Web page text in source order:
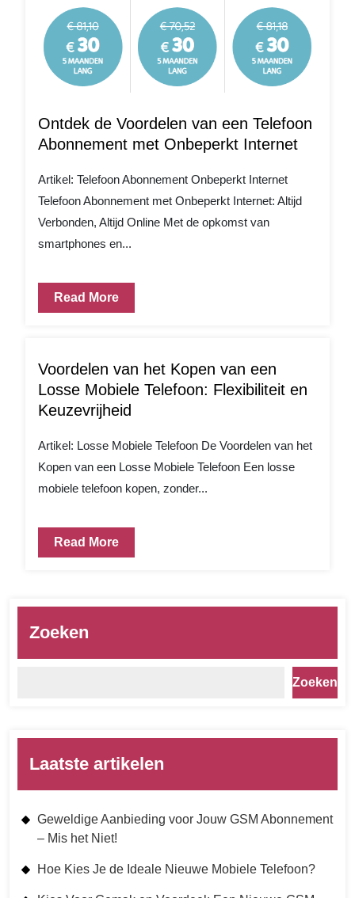
Ontdek de Voordelen van een Telefoon
Abonnement met Onbeperkt Internet
Artikel: Telefoon Abonnement Onbeperkt Internet
Telefoon Abonnement met Onbeperkt Internet: Altijd
Verbonden, Altijd Online Met de opkomst van
smartphones en...
Read More
Voordelen van het Kopen van een
Losse Mobiele Telefoon: Flexibiliteit en
Keuzevrijheid
Artikel: Losse Mobiele Telefoon De Voordelen van het
Kopen van een Losse Mobiele Telefoon Een losse
mobiele telefoon kopen, zonder...
Read More
Zoeken
Zoeken
Laatste artikelen
Geweldige Aanbieding voor Jouw GSM Abonnement
– Mis het Niet!
Hoe Kies Je de Ideale Nieuwe Mobiele Telefoon?